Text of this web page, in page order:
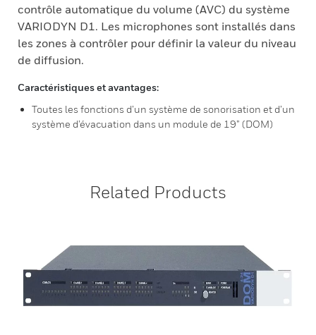
contrôle automatique du volume (AVC) du système
VARIODYN D1. Les microphones sont installés dans
les zones à contrôler pour définir la valeur du niveau
de diffusion.
Caractéristiques et avantages:
Toutes les fonctions d’un système de sonorisation et d’un
système d’évacuation dans un module de 19” (DOM)
Related Products